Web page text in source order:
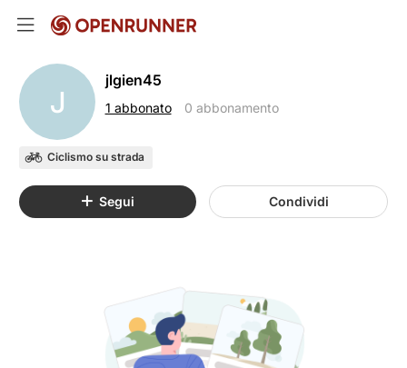
J
jlgien45
1 abbonato 0 abbonamento
Ciclismo su strada
Segui Condividi